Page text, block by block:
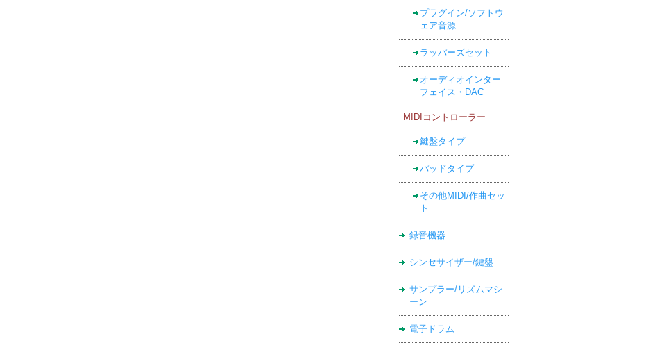
プラグイン/ソフトウ
ェア音源
ラッパーズセット
オーディオインター
フェイス・DAC
MIDIコントローラー
鍵盤タイプ
パッドタイプ
その他MIDI/作曲セッ
ト
録音機器
シンセサイザー/鍵盤
サンプラー/リズムマシ
ーン
電子ドラム